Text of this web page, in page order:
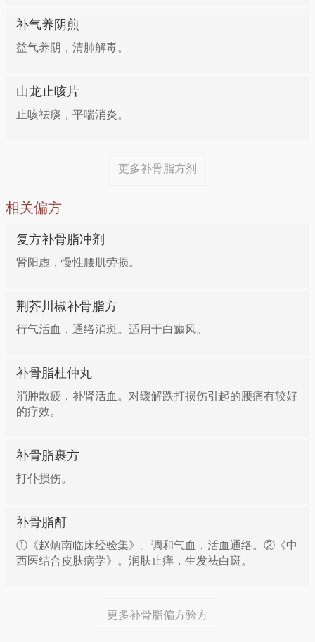
方五：治疗肾虚腰痛
脂用盐水炒，再与肉桂粉拌匀，共装入猪肾内，蒸熟后
除去药渣，每日分2次食之。
每日3次，开水送服。
每日1剂，水煎分3次服。
补骨脂、白蒺藜各30g，骨碎补20g，川芎、羌活各
10g，白酒500ml。将上药置白酒内浸泡7日后，取药酒
补气养阴煎
益气养阴，清肺解毒。
山龙止咳片
止咳祛痰，平喘消炎。
更多补骨脂方剂
相关偏方
复方补骨脂冲剂
肾阳虚，慢性腰肌劳损。
荆芥川椒补骨脂方
行气活血，通络消斑。适用于白癜风。
补骨脂杜仲丸
消肿散疲，补肾活血。对缓解跌打损伤引起的腰痛有较好
的疗效。
补骨脂裹方
打仆损伤。
补骨脂酊
①《赵炳南临床经验集》。调和气血，活血通络。②《中
西医结合皮肤病学》。润肤止痒，生发祛白斑。
更多补骨脂偏方验方